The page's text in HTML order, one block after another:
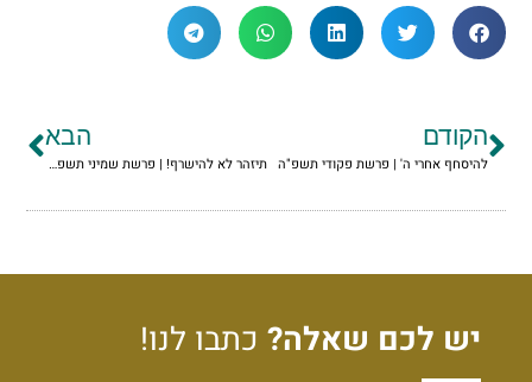
הקודם
להיסחף אחרי ה' | פרשת פקודי תשפ"ה
הבא
תיזהר לא להישרף! | פרשת שמיני תשפ"ה
יש לכם שאלה? כתבו לנו!